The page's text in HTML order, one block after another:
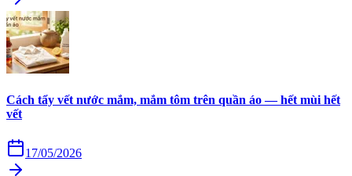
Cách tẩy vết nước mắm, mắm tôm trên quần áo — hết mùi hết
vết
17/05/2026